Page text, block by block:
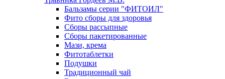
Бальзамы серии "ФИТОИЛ"
Фито сборы для здоровья
Сборы рассыпные
Сборы пакетированные
Мази, крема
Фитотаблетки
Подушки
Традиционный чай